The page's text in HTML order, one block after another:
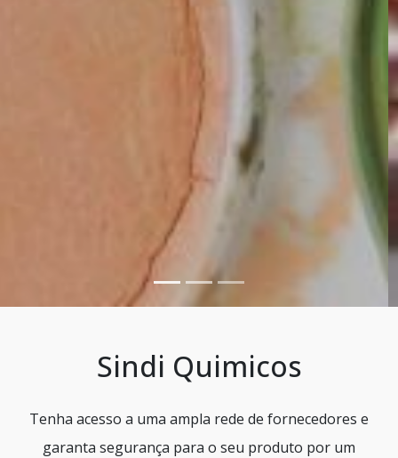
Sindi Quimicos
Tenha acesso a uma ampla rede de fornecedores e
garanta segurança para o seu produto por um